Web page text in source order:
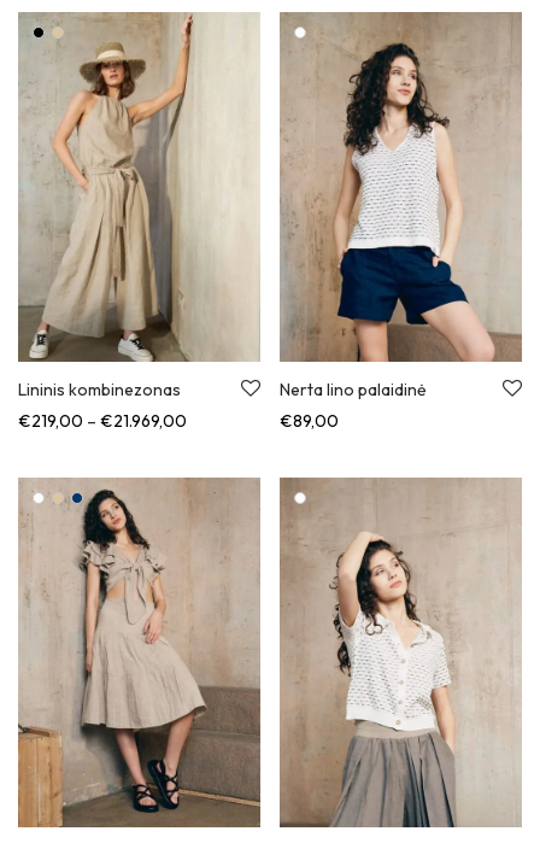
Lininis kombinezonas
€219,00 – €21.969,00 Kainų diapazonas: nuo €219,00 iki €21.969,00
Nerta lino palaidinė
€89,00